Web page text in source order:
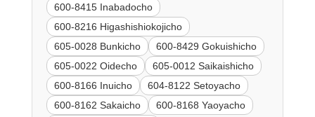
600-8415 Inabadocho
600-8216 Higashishiokojicho
605-0028 Bunkicho
600-8429 Gokuishicho
605-0022 Oidecho
605-0012 Saikaishicho
600-8166 Inuicho
604-8122 Setoyacho
600-8162 Sakaicho
600-8168 Yaoyacho